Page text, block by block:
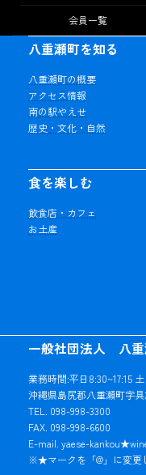
会員一覧
一般社団法人 八重
業務時間:平日8:30~17:15
沖縄県島尻郡八重瀬町字
TEL. 098-998-3300
FAX. 098-998-6600
E-mail. yaese-
※★マークを「@」に変更
八重瀬町を知る
八重瀬町の概要
アクセス情報
南の駅やえせ
歴史・文化・自然
食を楽しむ
飲食店・カフェ
お土産